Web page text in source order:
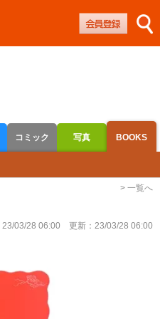
コミック 写真 BOOKS
> 一覧へ
23/03/28 06:00 更新： 23/03/28 06:00